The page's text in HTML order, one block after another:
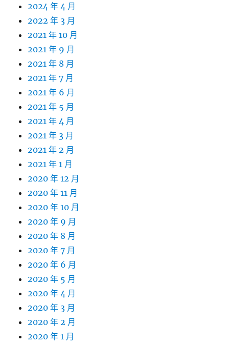
2024 年 4 月
2022 年 3 月
2021 年 10 月
2021 年 9 月
2021 年 8 月
2021 年 7 月
2021 年 6 月
2021 年 5 月
2021 年 4 月
2021 年 3 月
2021 年 2 月
2021 年 1 月
2020 年 12 月
2020 年 11 月
2020 年 10 月
2020 年 9 月
2020 年 8 月
2020 年 7 月
2020 年 6 月
2020 年 5 月
2020 年 4 月
2020 年 3 月
2020 年 2 月
2020 年 1 月